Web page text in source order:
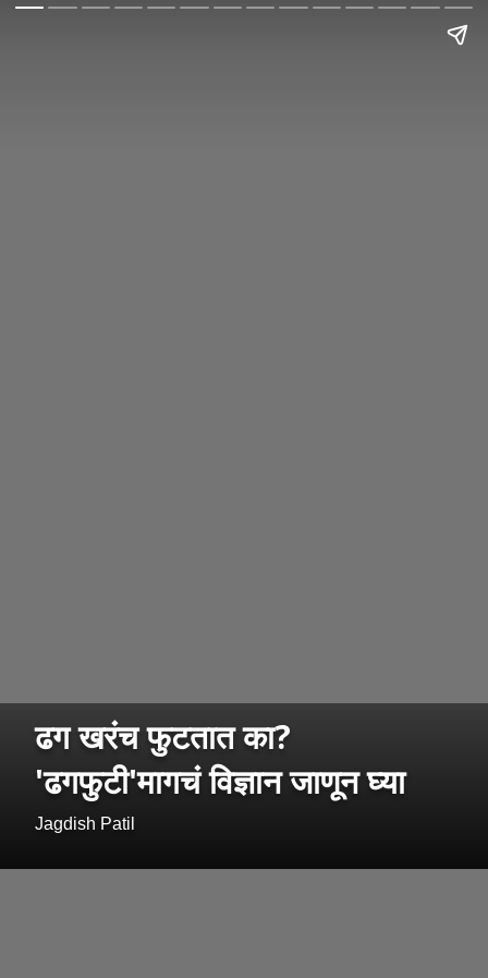
ढग खरंच फुटतात का?
'ढगफुटी'मागचं विज्ञान जाणून घ्या
Jagdish Patil